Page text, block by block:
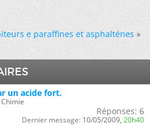
e paraffines et asphalténes »
un acide fort.
Réponses: 6
Dernier message: 10/05/2009, 20h40